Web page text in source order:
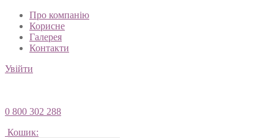
Про компанію
Корисне
Галерея
Контакти
Увійти
0 800 302 288
Кошик: